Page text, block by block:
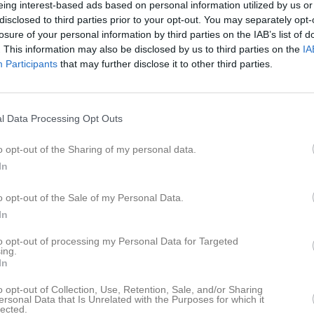
interest-based ads based on personal information utilized by us
to third parties prior to your opt-out. You may separately
of your personal information by third parties on the IAB’s list of
This information may also be disclosed by us to third parties on the
Participants that may further disclose it to other third parties.
Data Processing Opt Outs
opt-out of the Sharing of my personal data.
opt-out of the Sale of my Personal Data.
opt-out of processing my Personal Data for Targeted
opt-out of Collection, Use, Retention, Sale, and/or Sharing
Data that Is Unrelated with the Purposes for which it
Gästbok Sponsorer Om gruppen
Simsällskap A-grupp
stort fokus på att förbättra våran simteknik, och kompletterar med
deltar vi aktivt i tävlingar och strävar efter att synas i flera